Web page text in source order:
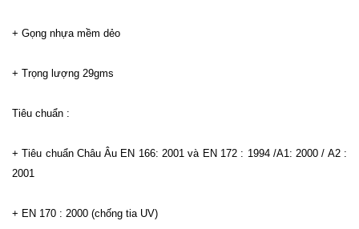
+ Gọng nhựa mềm dẻo
+ Trọng lượng 29gms
Tiêu chuẩn :
+ Tiêu chuẩn Châu Âu EN 166: 2001 và EN 172 : 1994 /A1: 2000 / A2 :
2001
+ EN 170 : 2000 (chống tia UV)